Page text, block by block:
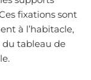
fixations sont
à l’habitacle,
du tableau de